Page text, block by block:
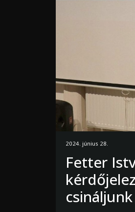
2024. június 28.
Fetter